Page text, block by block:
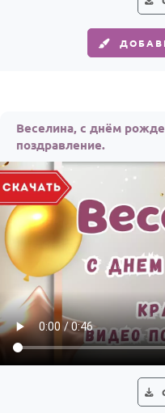
Веселина, с днём
поздравление.